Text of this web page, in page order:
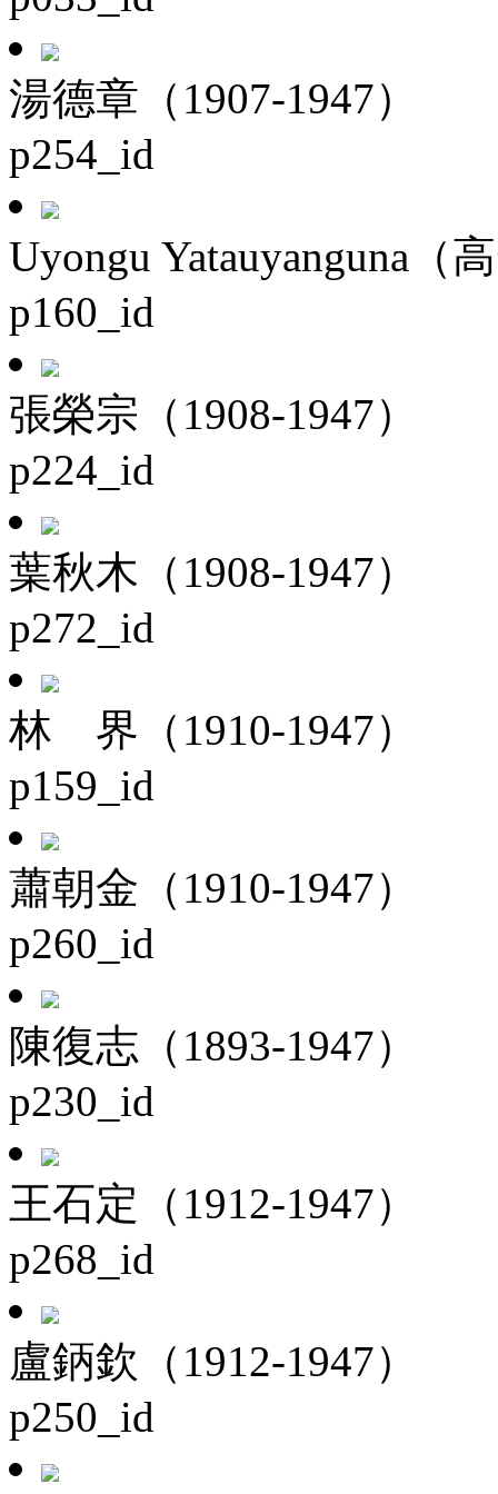
湯德章（1907-1947）
p254_id
Uyongu Yatauyanguna（
p160_id
張榮宗（1908-1947）
p224_id
葉秋木（1908-1947）
p272_id
林 界（1910-1947）
p159_id
蕭朝金（1910-1947）
p260_id
陳復志（1893-1947）
p230_id
王石定（1912-1947）
p268_id
盧鈵欽（1912-1947）
p250_id